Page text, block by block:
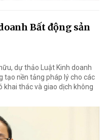
Bất động sản
dự thảo Luật Kinh doanh
tạo nền tảng pháp lý cho các
khai thác và giao dịch không